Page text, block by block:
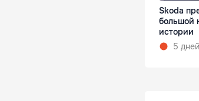
Skoda
большой
истории
5